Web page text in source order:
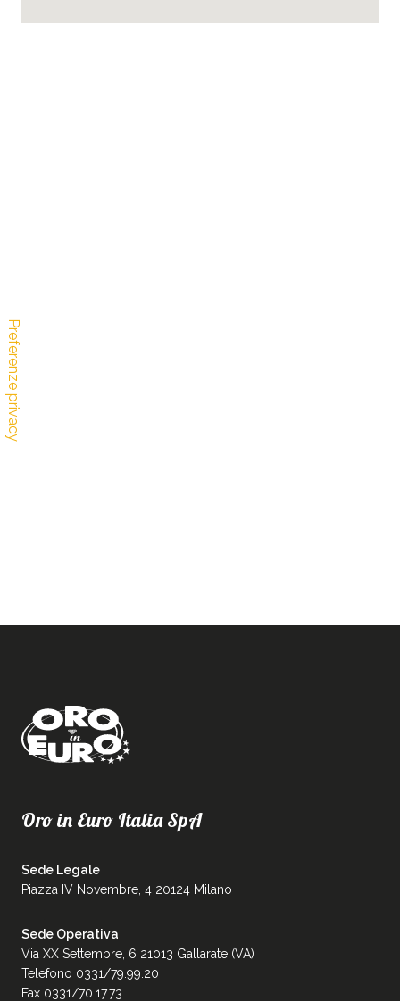
Oro in Euro Italia SpA
Sede Legale
Piazza IV Novembre, 4 20124 Milano
Sede Operativa
Via XX Settembre, 6 21013 Gallarate (VA)
Telefono 0331/79.99.20
Fax 0331/70.17.73